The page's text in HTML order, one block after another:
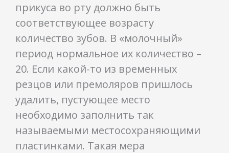
прикуса во рту должно быть
соответствующее возрасту
количество зубов. В «молочный»
период нормальное их количество –
20. Если какой-то из временных
резцов или премоляров пришлось
удалить, пустующее место
необходимо заполнить так
называемыми местосохраняющими
пластинками. Такая мера